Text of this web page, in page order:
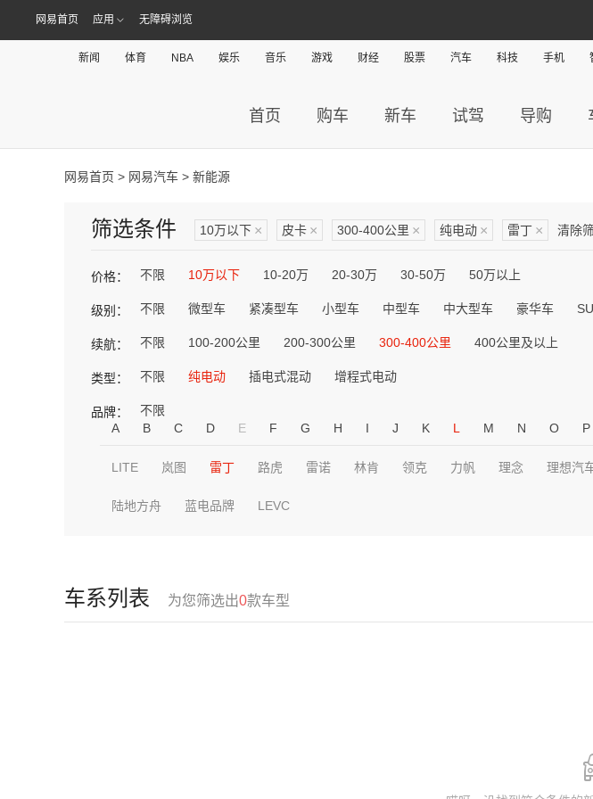
网易首页 应用 无障碍浏览
新闻 体育 NBA 娱乐 音乐 游戏 财经 股票 汽车 科技 手机
首页 购车 新车 试驾 导购
网易首页 > 网易汽车 > 新能源
筛选条件 10万以下 × 皮卡 × 300-400公里 × 纯电动 × 雷丁 × 清除
价格： 不限 10万以下 10-20万 20-30万 30-50万 50万以上
级别： 不限 微型车 紧凑型车 小型车 中型车 中大型车 豪华车
续航： 不限 100-200公里 200-300公里 300-400公里 400公里及以上
类型： 不限 纯电动 插电式混动 增程式电动
品牌：
不限
A
B C D E F G H I J K L M N O P
LITE 岚图 雷丁 路虎 雷诺 林肯 领克 力帆 理念 理想汽
陆地方舟 蓝电品牌 LEVC
车系列表 为您筛选出0款车型